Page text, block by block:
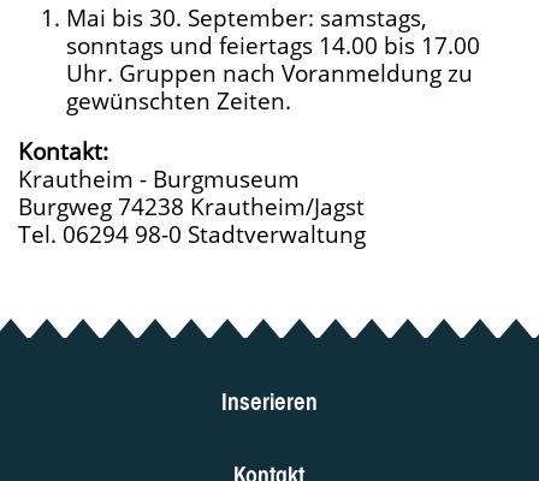
Mai bis 30. September: samstags,
sonntags und feiertags 14.00 bis 17.00
Uhr. Gruppen nach Voranmeldung zu
gewünschten Zeiten.
Kontakt:
Krautheim - Burgmuseum
Burgweg 74238 Krautheim/Jagst
Tel. 06294 98-0 Stadtverwaltung
Inserieren
Kontakt